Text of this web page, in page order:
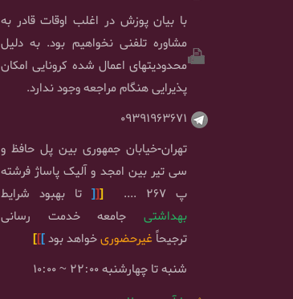
با بیان پوزش در اغلب اوقات قادر به
مشاوره تلفنی نخواهیم بود. به دلیل
محدودیتهای اعمال شده کرونایی امکان
پذیرایی هنگام مراجعه وجود ندارد.
09391963671
تهران-خیابان جمهوری بین پل حافظ و
سی تیر بین امجد و آلیک پاساژ فرشته
پ 267 ....
[
[
[تا بهبود شرایط
بهداشتی جامعه خدمت رسانی
ترجیحاً غیرحضوریخواهد بود]
]
]
شنبه تا چهارشنبه 22:00 ~ 10:00